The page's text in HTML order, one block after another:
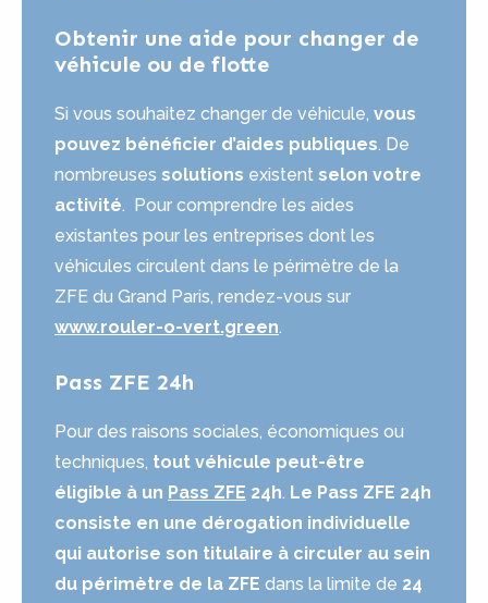
Obtenir une aide pour changer de
véhicule ou de flotte
Si vous souhaitez changer de véhicule, vous
pouvez bénéficier d’aides publiques. De
nombreuses solutions existent selon votre
activité. Pour comprendre les aides
existantes pour les entreprises dont les
véhicules circulent dans le périmètre de la
ZFE du Grand Paris, rendez-vous sur
www.rouler-o-vert.green.
Pass ZFE 24h
Pour des raisons sociales, économiques ou
techniques, tout véhicule peut-être
éligible à un Pass ZFE 24h. Le Pass ZFE 24h
consiste en une dérogation individuelle
qui autorise son titulaire à circuler au sein
du périmètre de la ZFE dans la limite de 24